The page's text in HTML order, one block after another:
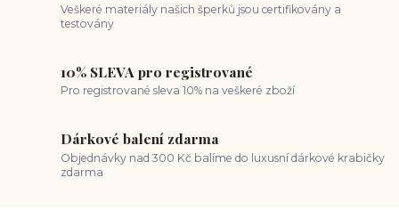
Veškeré materiály našich šperků jsou certifikovány a
testovány
10% SLEVA pro registrované
Pro registrované sleva 10% na veškeré zboží
Dárkové balení zdarma
Objednávky nad 300 Kč balíme do luxusní dárkové krabičky
zdarma